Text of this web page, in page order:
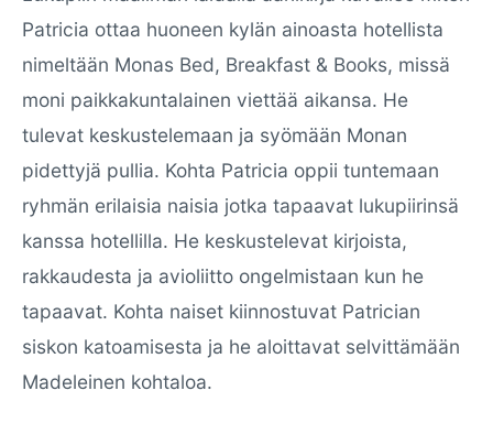
Patricia ottaa huoneen kylän ainoasta hotellista
nimeltään Monas Bed, Breakfast & Books, missä
moni paikkakuntalainen viettää aikansa. He
tulevat keskustelemaan ja syömään Monan
pidettyjä pullia. Kohta Patricia oppii tuntemaan
ryhmän erilaisia naisia jotka tapaavat lukupiirinsä
kanssa hotellilla. He keskustelevat kirjoista,
rakkaudesta ja avioliitto ongelmistaan kun he
tapaavat. Kohta naiset kiinnostuvat Patrician
siskon katoamisesta ja he aloittavat selvittämään
Madeleinen kohtaloa.